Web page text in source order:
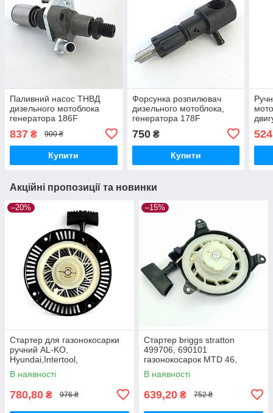
Паливний насос ТНВД
дизельного мотоблока
генератора 186F
повітряного охолодження
837 ₴ 900 ₴
Купити
Форсунка розпилювач
дизельного мотоблока,
генератора 178F
750₴
Купити
Акційні пропозиції та новинки
–20%
Стартер для газонокосарки
ручний AL-KO,
Hyundai,Intertool,
NAC,VITALS, ПріТОН,Iron
Angel,Einhell
В наявності
780,80 ₴ 976 ₴
–15%
Стартер briggs stratton
499706, 690101
газонокосарок MTD 46,
Viking, ALKO
В наявності
639,20 ₴ 752 ₴